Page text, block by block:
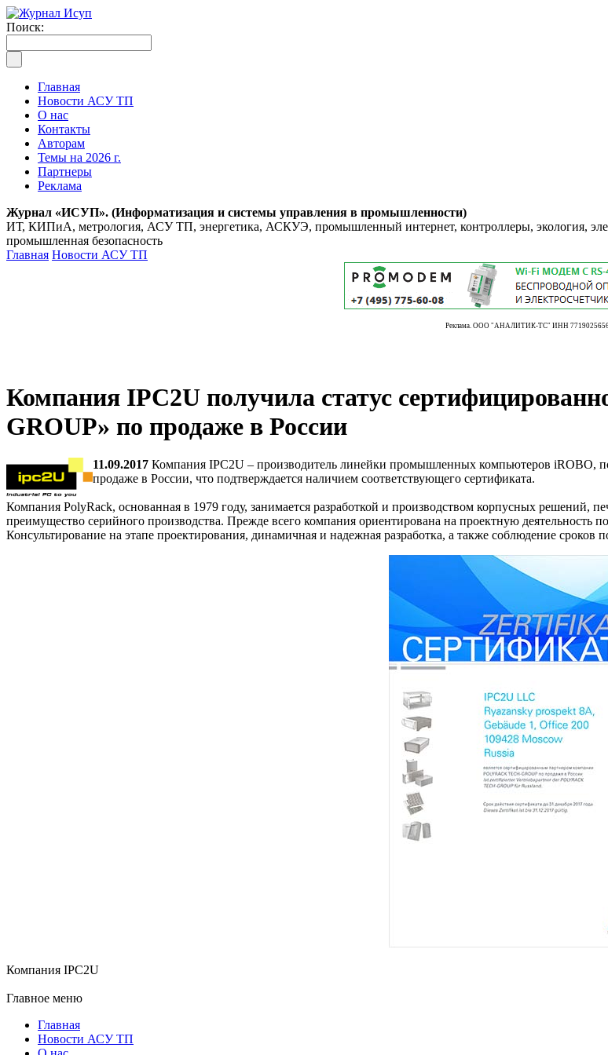
Поиск:
Главная
Новости АСУ ТП
О нас
Контакты
Авторам
Темы на 2026 г.
Партнеры
Реклама
Журнал «ИСУП». (Информатизация и системы управления в промышленности)
ИТ, КИПиА, метрология, АСУ ТП, энергетика, АСКУЭ, промышленный интернет, контроллеры, экология,
промышленная безопасность
Главная Новости АСУ ТП
Реклама. ООО "АНАЛИТИК-ТС" ИНН
Компания IPC2U получила статус
GROUP» по продаже в России
11.09.2017 Компания IPC2U – производитель линейки промышленных компьютеров iROBO,
продаже в России, что подтверждается наличием соответствующего сертификата.
Компания PolyRack, основанная в 1979 году, занимается разработкой и производством корпусных решений,
преимущество серийного производства. Прежде всего компания ориентирована на проектную деятельность
Консультирование на этапе проектирования, динамичная и надежная разработка, а также соблюдение
Компания IPC2U
Главное меню
Главная
Новости АСУ ТП